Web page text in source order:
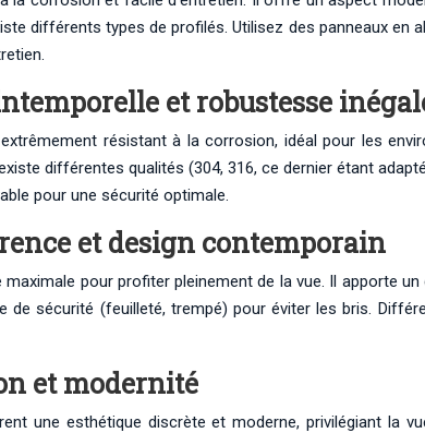
différents types de profilés. Utilisez des panneaux
et robustesse
extrêmement résistant à la corrosion, idéal pour les
différentes qualités (304, 316, ce dernier étant
pour une sécurité optimale.
et design contemporain
pour profiter pleinement de la vue. Il apporte
de sécurité (feuilleté, trempé) pour éviter les bris.
et modernité
une esthétique discrète et moderne, privilégiant la